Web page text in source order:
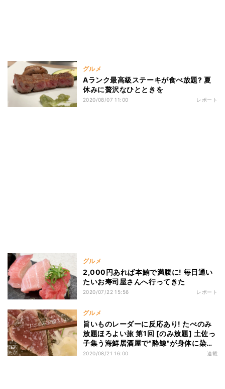
グルメ
Aランク最高級ステーキが食べ放題? 夏
休みに贅沢なひとときを
2020/08/07 11:00 レポート
グルメ
2,000円あれば本鮪で満腹に! 毎日通い
たいお寿司屋さんへ行ってきた
2020/07/22 15:56 レポート
グルメ
旨いものレーダーに反応あり! たべのみ
放題ほろよい旅 第1回 [のみ放題] 土佐っ
子集う海鮮居酒屋で"酔鯨"が身体に染み
渡る
2020/08/21 16:00 連載